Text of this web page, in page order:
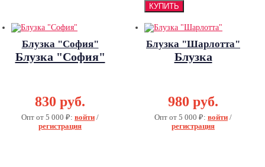
Блузка "София"
Блузка "София"
830 руб.
Опт от 5 000 ₽: войти /
регистрация
Блузка "Шарлотта"
Блузка
980 руб.
Опт от 5 000 ₽: войти /
регистрация